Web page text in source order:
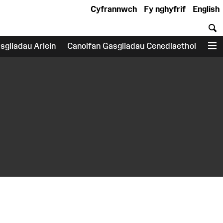
English
Fy nghyfrif
Cyfrannwch
Arlein Canolfan Gasgliadau Cenedlaethol